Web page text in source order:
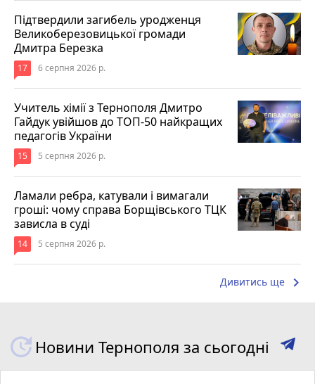
Підтвердили загибель уродженця
Великоберезовицької громади
Дмитра Березка
17 6 серпня 2026 р.
Учитель хімії з Тернополя Дмитро
Гайдук увійшов до ТОП-50 найкращих
педагогів України
15 5 серпня 2026 р.
Ламали ребра, катували і вимагали
гроші: чому справа Борщівського ТЦК
зависла в суді
14 5 серпня 2026 р.
Дивитись ще keyboard_arrow_right
Новини Тернополя за сьогодні